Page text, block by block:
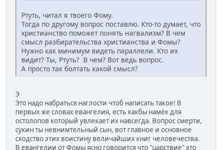
Ртуть, читал я твоего Фому.
Тогда по другому вопрос поставлю. Кто-то думает, что
христианство поможет понять нагвализм? В чем
смысл разбирательства христианства и Фомы?
Нужно как минимум видеть параллели. Кто их
видит? Ты, Ртуть? В чем? Вот ведь вопрос.
А просто так болтать какой смысл?
Э
Это надо набраться наглости чтоб написать такое! В
первых же словах евангелия, есть какбы намёк для
остолопов который увлекает их навсегда. Вопрос смерти,
сукин ты невнимтельный сын, вот главное и основное
сходство этих воистину величайших книг человечества.
В евангелии от Фомы ясно говорится что "царствие" это